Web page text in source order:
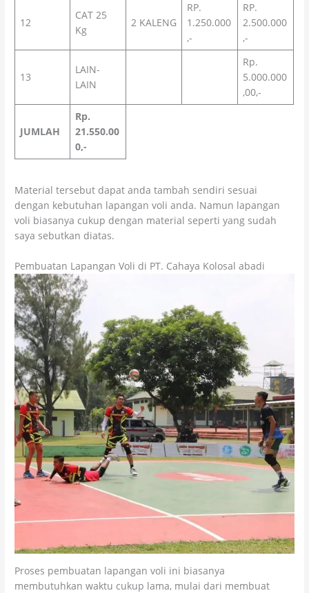
12
CAT 25
Kg
2 KALENG
RP.
1.250.000
,-
RP.
2.500.000
,-
13
LAIN-
LAIN
Rp.
5.000.000
,00,-
JUMLAH
Rp.
21.550.00
0,-
Material tersebut dapat anda tambah sendiri sesuai
dengan kebutuhan lapangan voli anda. Namun lapangan
voli biasanya cukup dengan material seperti yang sudah
saya sebutkan diatas.
Pembuatan Lapangan Voli di PT. Cahaya Kolosal abadi
Proses pembuatan lapangan voli ini biasanya
membutuhkan waktu cukup lama, mulai dari membuat